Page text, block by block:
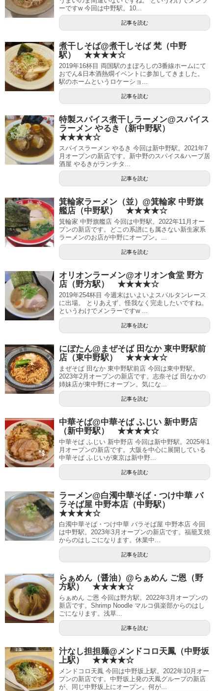
ーですw 今回は中野駅。10...
記事を読む
煮干しそば@煮干しそば 梵（中野
駅） ★★★★☆
2019年16杯目 両国駅のまぼろしの3番線ホームにて
おでん&日本酒熱燗イベントに参加してきました。
駅のホームというロケーショ...
記事を読む
特製スパイス煮干しラーメン@スパイス
ラーメン やるき（新中野駅）
★★★★☆
スパイスラーメン やるき 今回は新中野駅。2021年7
月オープンの新店です。新中野のスパイス&ハーブ居
酒屋 やるきがランチタ...
記事を読む
箕輪家ラーメン（並）@箕輪家 中野旗
艦店（中野駅） ★★★★☆
箕輪家 中野旗艦店 今回は中野駅。2022年11月オー
プンの新店です。どこの系譜にも属さない新生家系
ラーメンのお店が中野にオープン。...
記事を読む
オリオンラーメン@オリオン食堂 野方
店（野方駅） ★★★★☆
2019年254杯目 今週末はいよいよスパルタンレース
に出場。 とりあえず、怪我なく完走したいですね。
というわけでメンラーですw ...
記事を読む
にぼたん@まぜそば 田なか 東中野駅前
店（東中野駅） ★★★★☆
まぜそば 田なか 東中野駅前店 今回は東中野駅。
2023年2月オープンの新店です。志奈そば 田なかの
姉妹店が東中野にオープン。気にな...
記事を読む
中華そば@中華そば ふじい 新中野店
（新中野駅） ★★★★☆
中華そば ふじい 新中野店 今回は新中野駅。2025年1
月オープンの新店です。大阪を中心に展開している
中華そば ふじいが東京は新中野...
記事を読む
ラーメン@白濁中華そば・つけ中華 バ
ラそば屋 中野本店（中野駅）
★★★★☆
白濁中華そば・つけ中華 バラそば屋 中野本店 今回
は中野駅。2023年3月オープンの新店です。福籠叉焼
からのはしごになります。休業中...
記事を読む
らぁめん（醤油）@らぁめん ご恩（野
方駅） ★★★★☆
らぁめん ご恩 今回は野方駅。2022年3月オープンの
新店です。Shrimp Noodle マルコ俱楽部からのはし
ごになります。浅草...
記事を読む
汁なし担担麺@メンドコロ天鳳（中野坂
上駅） ★★★★☆
メンドコロ天鳳 今回は中野坂上駅。2022年10月オー
プンの新店です。中野坂上発の天鳳グループの新店
が、同じ中野坂上にオープン。何が...